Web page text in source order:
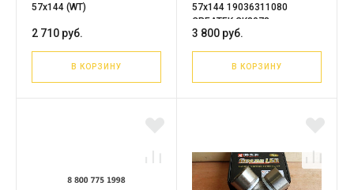
57х144 (WT)
2 710 руб.
В КОРЗИНУ
57х144 19036311080
CREATEK CK8078
3 800 руб.
В КОРЗИНУ